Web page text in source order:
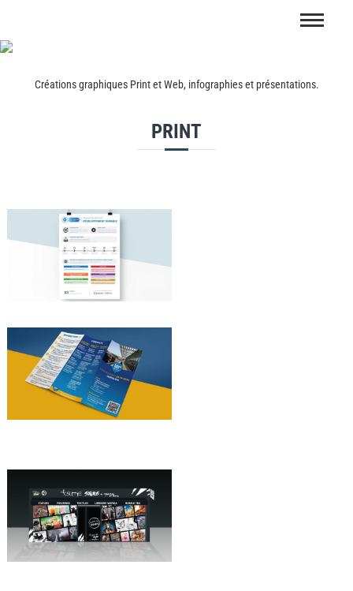
Créations graphiques Print et Web, infographies et présentations.
PRINT